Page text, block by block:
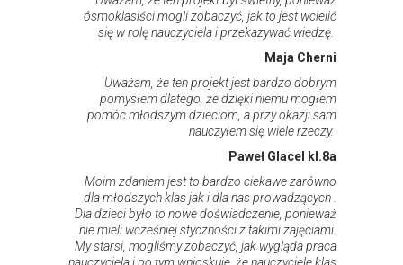
ósmoklasiści mogli zobaczyć, jak to jest wcielić
się w rolę nauczyciela i przekazywać wiedzę.
Maja Cherni
Uważam, że ten projekt jest bardzo dobrym
pomysłem dlatego, że dzięki niemu mogłem
pomóc młodszym dzieciom, a przy okazji sam
nauczyłem się wiele rzeczy.
Paweł Glacel kl.8a
Moim zdaniem jest to bardzo ciekawe zarówno
dla młodszych klas jak i dla nas prowadzących .
Dla dzieci było to nowe doświadczenie, ponieważ
nie mieli wcześniej styczności z takimi zajęciami.
My starsi, mogliśmy zobaczyć, jak wygląda praca